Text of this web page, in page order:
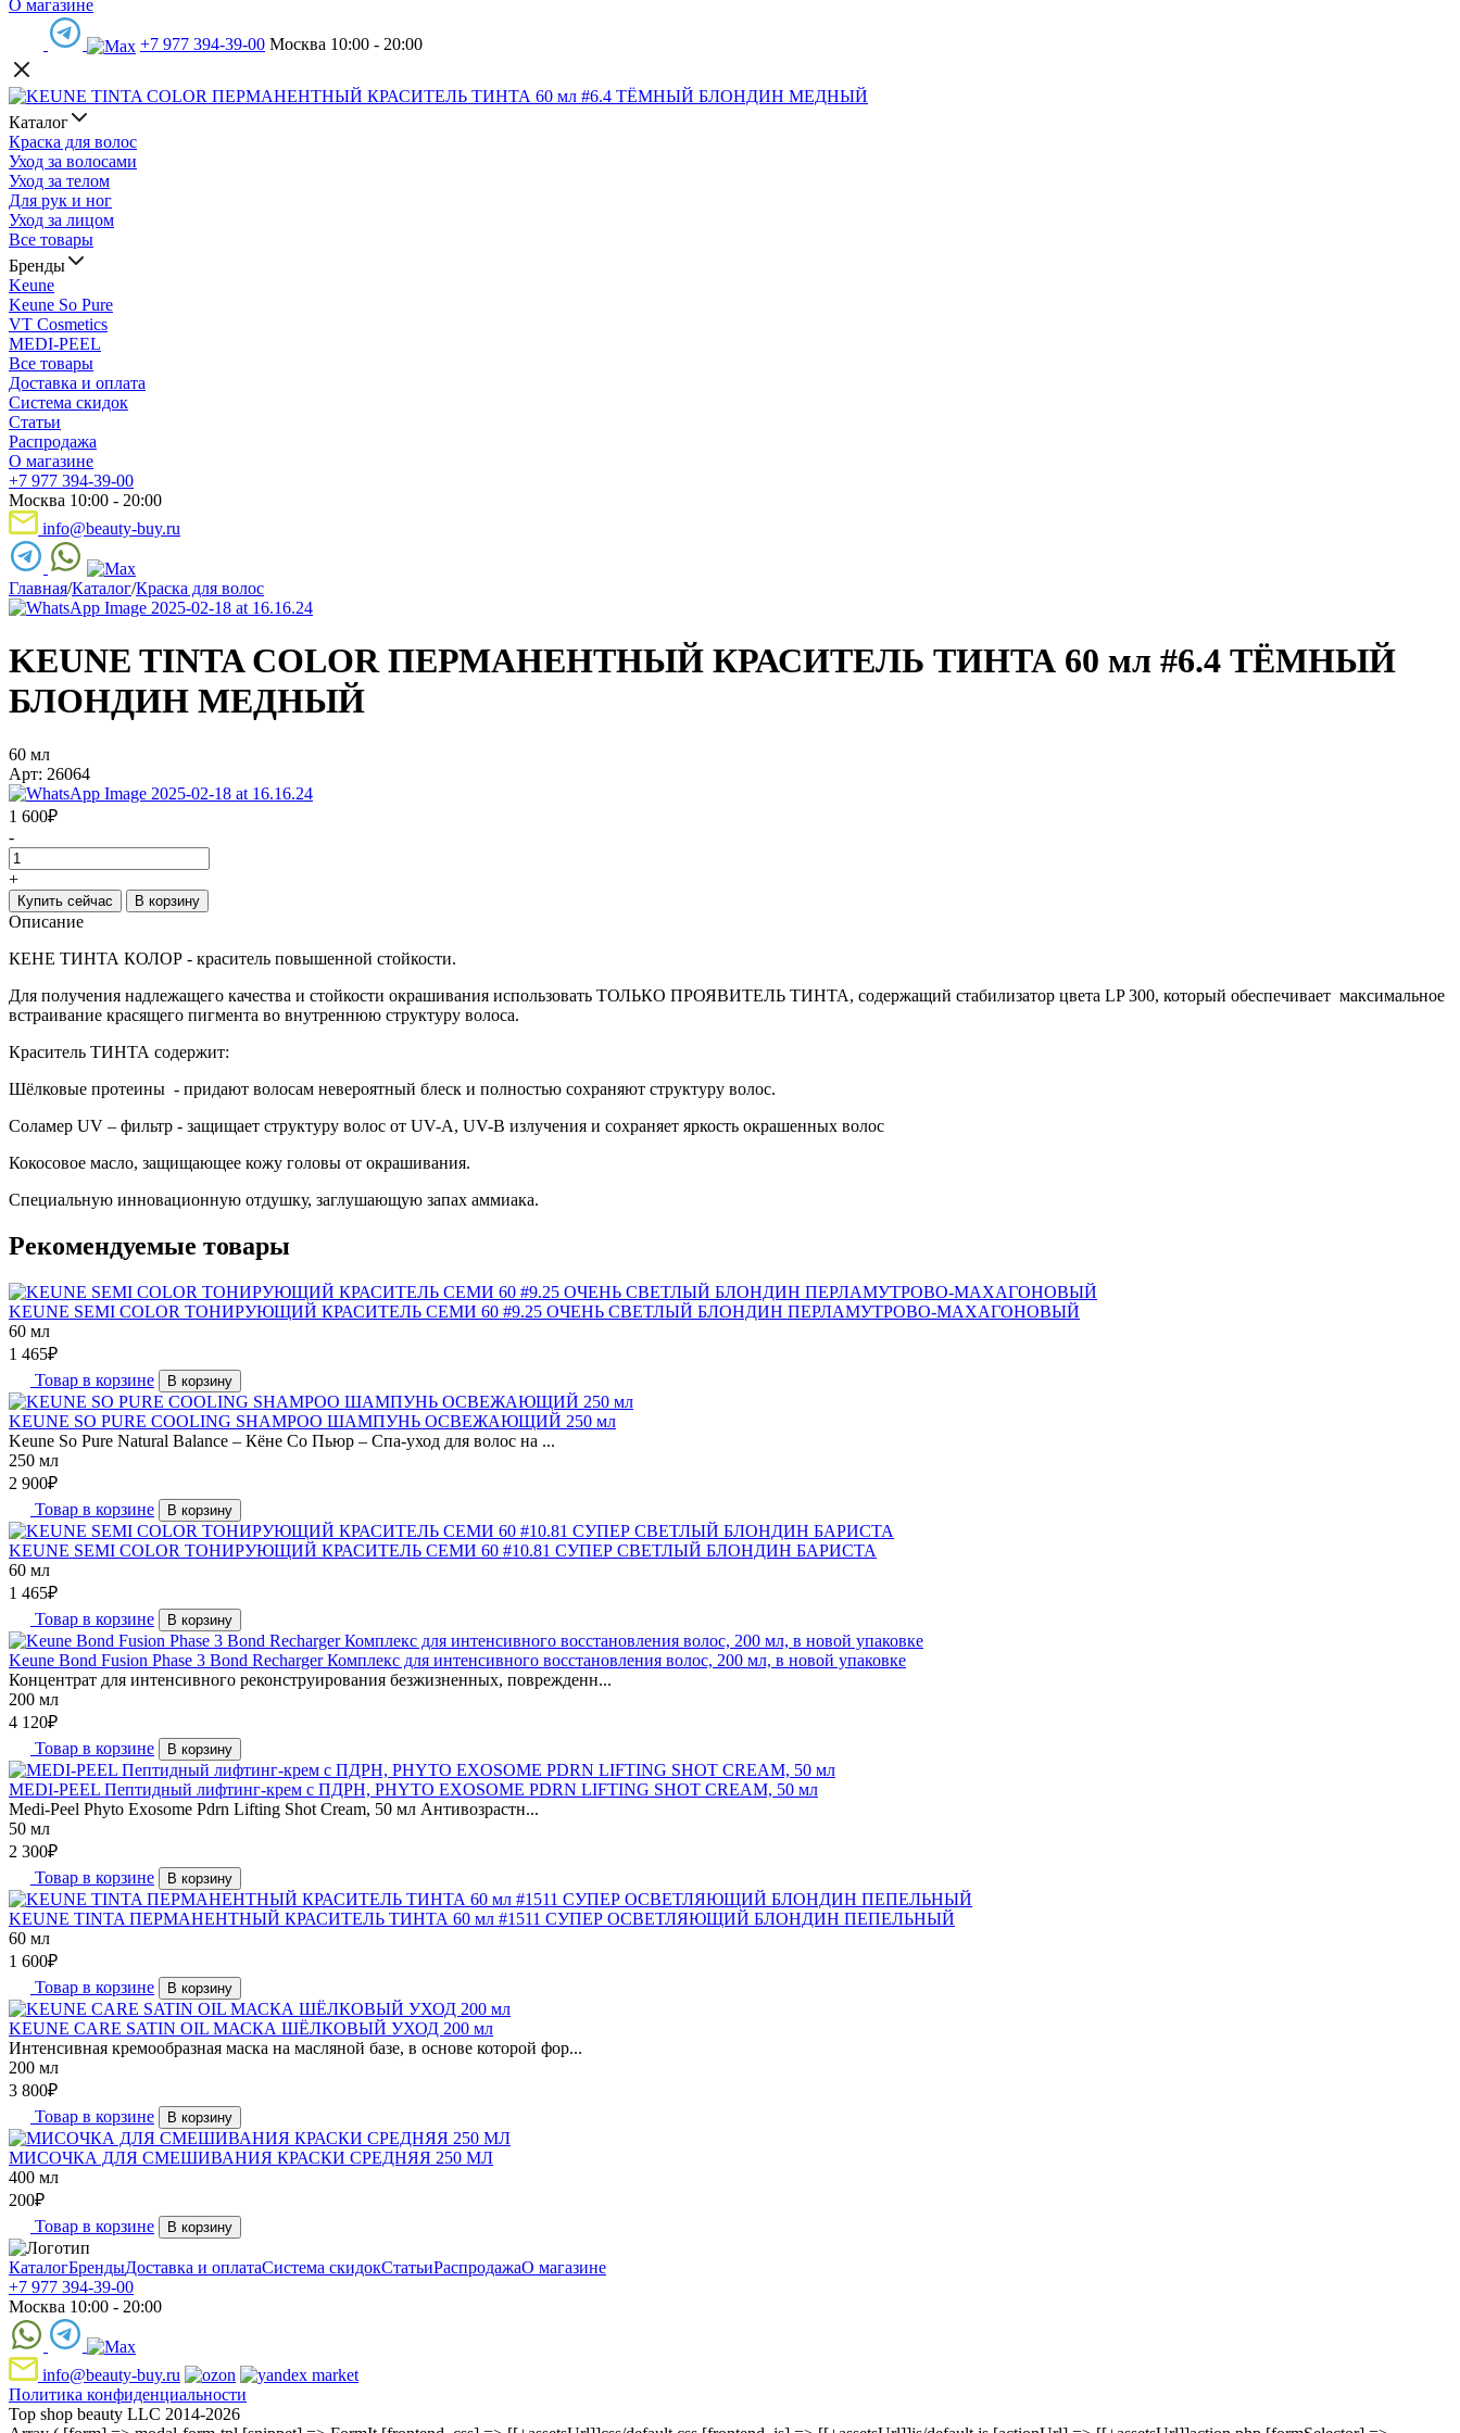
О магазине
+7 977 394-39-00 Москва 10:00 - 20:00
Каталог
Краска для волос
Уход за волосами
Уход за телом
Для рук и ног
Уход за лицом
Все товары
Бренды
Keune
Keune So Pure
VT Cosmetics
MEDI-PEEL
Все товары
Доставка и оплата
Система скидок
Статьи
Распродажа
О магазине
+7 977 394-39-00
Москва 10:00 - 20:00
info@beauty-buy.ru
Главная/Каталог/Краска для волос
KEUNE TINTA COLOR ПЕРМАНЕНТНЫЙ КРАСИТЕЛЬ ТИНТА 60 мл #6.4 ТЁМНЫЙ
БЛОНДИН МЕДНЫЙ
60 мл
Арт: 26064
1 600₽
-
+
Купить сейчас В корзину
Описание
КЕНЕ ТИНТА КОЛОР - краситель повышенной стойкости.
Для получения надлежащего качества и стойкости окрашивания использовать ТОЛЬКО ПРОЯВИТЕЛЬ ТИНТА, содержащий стабилизатор цвета LP 300, который обеспечивает максимальное
встраивание красящего пигмента во внутреннюю структуру волоса.
Краситель ТИНТА содержит:
Шёлковые протеины - придают волосам невероятный блеск и полностью сохраняют структуру волос.
Соламер UV – фильтр - защищает структуру волос от UV-A, UV-B излучения и сохраняет яркость окрашенных волос
Кокосовое масло, защищающее кожу головы от окрашивания.
Специальную инновационную отдушку, заглушающую запах аммиака.
Рекомендуемые товары
KEUNE SEMI COLOR ТОНИРУЮЩИЙ КРАСИТЕЛЬ СЕМИ 60 #9.25 ОЧЕНЬ СВЕТЛЫЙ БЛОНДИН ПЕРЛАМУТРОВО-МАХАГОНОВЫЙ
60 мл
1 465₽
Товар в корзине
В корзину
KEUNE SO PURE COOLING SHAMPOO ШАМПУНЬ ОСВЕЖАЮЩИЙ 250 мл
Keune So Pure Natural Balance – Кёне Со Пьюр – Спа-уход для волос на ...
250 мл
2 900₽
Товар в корзине
В корзину
KEUNE SEMI COLOR ТОНИРУЮЩИЙ КРАСИТЕЛЬ СЕМИ 60 #10.81 СУПЕР СВЕТЛЫЙ БЛОНДИН БАРИСТА
60 мл
1 465₽
Товар в корзине
В корзину
Keune Bond Fusion Phase 3 Bond Recharger Комплекс для интенсивного восстановления волос, 200 мл, в новой упаковке
Концентрат для интенсивного реконструирования безжизненных, поврежденн...
200 мл
4 120₽
Товар в корзине
В корзину
MEDI-PEEL Пептидный лифтинг-крем с ПДРН, PHYTO EXOSOME PDRN LIFTING SHOT CREAM, 50 мл
Medi-Peel Phyto Exosome Pdrn Lifting Shot Cream, 50 мл Антивозрастн...
50 мл
2 300₽
Товар в корзине
В корзину
KEUNE TINTA ПЕРМАНЕНТНЫЙ КРАСИТЕЛЬ ТИНТА 60 мл #1511 СУПЕР ОСВЕТЛЯЮЩИЙ БЛОНДИН ПЕПЕЛЬНЫЙ
60 мл
1 600₽
Товар в корзине
В корзину
KEUNE CARE SATIN OIL МАСКА ШЁЛКОВЫЙ УХОД 200 мл
Интенсивная кремообразная маска на масляной базе, в основе которой фор...
200 мл
3 800₽
Товар в корзине
В корзину
МИСОЧКА ДЛЯ СМЕШИВАНИЯ КРАСКИ СРЕДНЯЯ 250 МЛ
400 мл
200₽
Товар в корзине
В корзину
КаталогБрендыДоставка и оплатаСистема скидокСтатьиРаспродажаО магазине
+7 977 394-39-00
Москва 10:00 - 20:00
info@beauty-buy.ru
Политика конфиденциальности
Top shop beauty LLC 2014-2026